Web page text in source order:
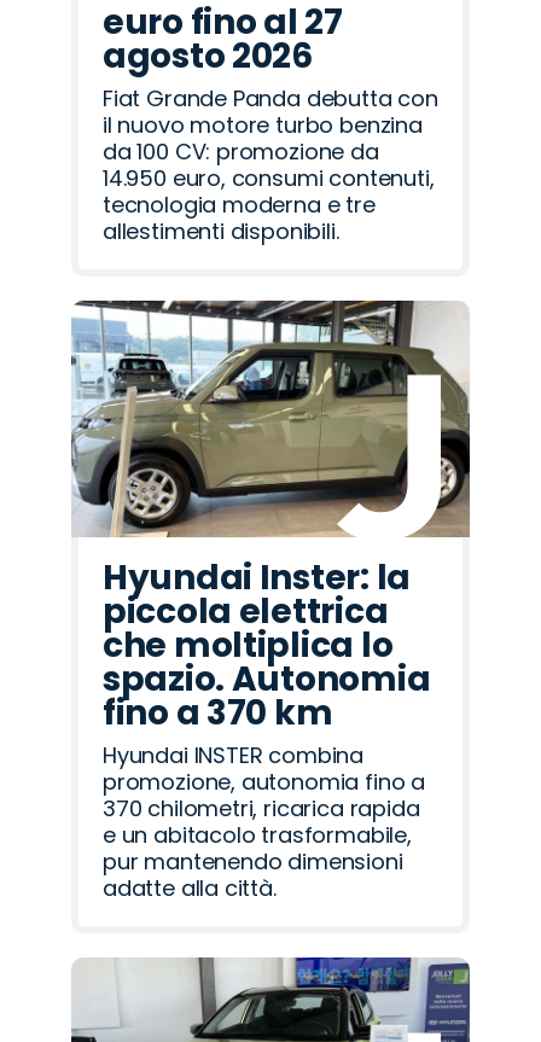
euro fino al 27
agosto 2026
Fiat Grande Panda debutta con
il nuovo motore turbo benzina
da 100 CV: promozione da
14.950 euro, consumi contenuti,
tecnologia moderna e tre
allestimenti disponibili.
Hyundai Inster: la
piccola elettrica
che moltiplica lo
spazio. Autonomia
fino a 370 km
Hyundai INSTER combina
promozione, autonomia fino a
370 chilometri, ricarica rapida
e un abitacolo trasformabile,
pur mantenendo dimensioni
adatte alla città.